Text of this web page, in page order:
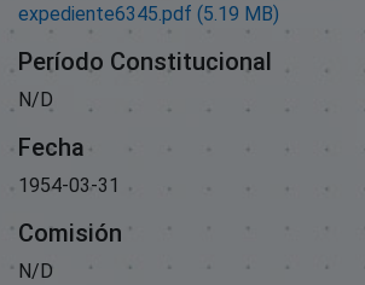
expediente6345.pdf (5.19 MB)
Período Constitucional
N/D
Fecha
1954-03-31
Comisión
N/D